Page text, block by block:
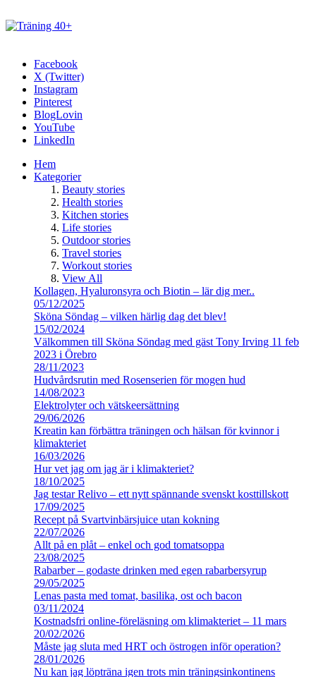
Facebook
X (Twitter)
Instagram
Pinterest
BlogLovin
YouTube
LinkedIn
Hem
Kategorier
Beauty stories
Health stories
Kitchen stories
Life stories
Outdoor stories
Travel stories
Workout stories
View All
Kollagen, Hyaluronsyra och Biotin – lär dig mer..
05/12/2025
Sköna Söndag – vilken härlig dag det blev!
15/02/2024
Välkommen till Sköna Söndag med gäst Tony Irving 11 feb
2023 i Örebro
28/11/2023
Hudvårdsrutin med Rosenserien för mogen hud
14/08/2023
Elektrolyter och vätskeersättning
29/06/2026
Kreatin kan förbättra träningen och hälsan för kvinnor i
klimakteriet
16/03/2026
Hur vet jag om jag är i klimakteriet?
18/10/2025
Jag testar Relivo – ett nytt spännande svenskt kosttillskott
17/09/2025
Recept på Svartvinbärsjuice utan kokning
22/07/2026
Allt på en plåt – enkel och god tomatsoppa
23/08/2025
Rabarber – godaste drinken med egen rabarbersyrup
29/05/2025
Lenas pasta med tomat, basilika, ost och bacon
03/11/2024
Kostnadsfri online-föreläsning om klimakteriet – 11 mars
20/02/2026
Måste jag sluta med HRT och östrogen inför operation?
28/01/2026
Nu kan jag löpträna igen trots min träningsinkontinens